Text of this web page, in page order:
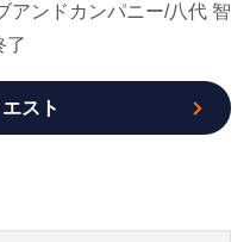
カンパニー/八代 智
了
スト